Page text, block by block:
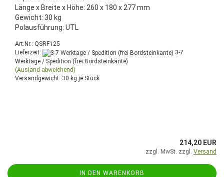
Länge x Breite x Höhe: 260 x 180 x 277 mm
Gewicht: 30 kg
Polausführung: UTL
Art.Nr.: QSRF125
Lieferzeit:
3-7
Werktage / Spedition (frei Bordsteinkante)
(Ausland abweichend)
Versandgewicht: 30 kg je Stück
214,20 EUR
zzgl. MwSt. zzgl. Versand
IN DEN WARENKORB